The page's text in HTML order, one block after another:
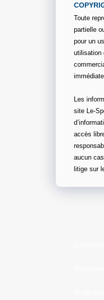
Toute
partielle
pour un
utilisation
Les
site Le-
accès
aucun
litige sur